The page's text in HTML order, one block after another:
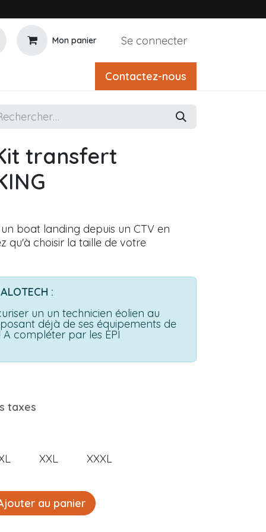
Mon panier Se connecter
Contactez-nous
transfert
boat landing depuis un CTV en
qu'à choisir la taille de votre
:
un un technicien éolien au
déjà de ses équipements de
compléter par les EPI
taxes
XXL XXXL
au panier